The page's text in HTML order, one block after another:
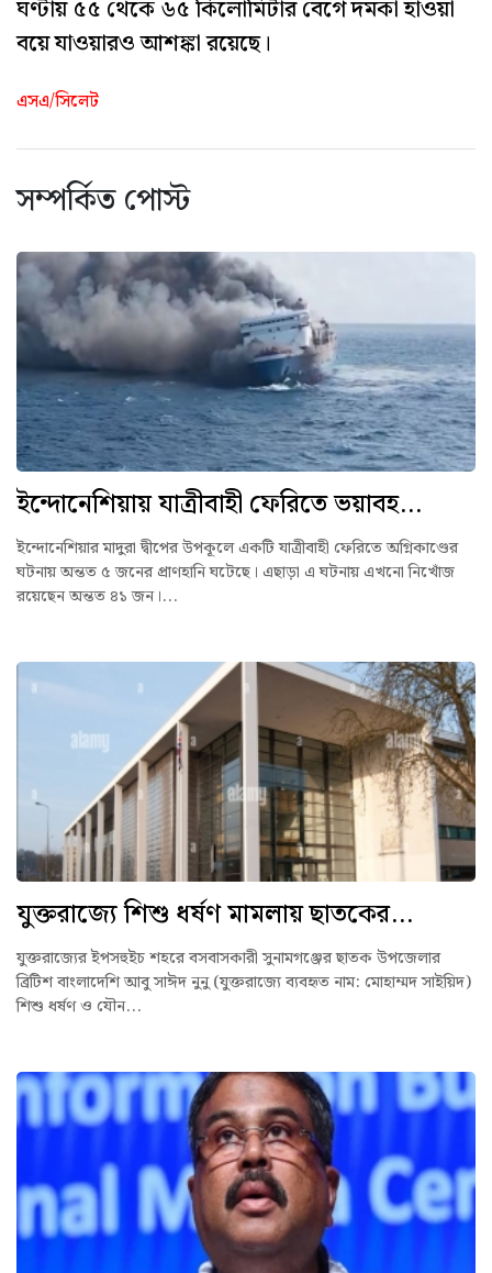
ঘণ্টায় ৫৫ থেকে ৬৫ কিলোমিটার বেগে দমকা হাওয়া
বয়ে যাওয়ারও আশঙ্কা রয়েছে।
এসএ/সিলেট
সম্পর্কিত পোস্ট
ইন্দোনেশিয়ায় যাত্রীবাহী ফেরিতে ভয়াবহ...
ইন্দোনেশিয়ার মাদুরা দ্বীপের উপকূলে একটি যাত্রীবাহী ফেরিতে অগ্নিকাণ্ডের
ঘটনায় অন্তত ৫ জনের প্রাণহানি ঘটেছে। এছাড়া এ ঘটনায় এখনো নিখোঁজ
রয়েছেন অন্তত ৪১ জন।...
যুক্তরাজ্যে শিশু ধর্ষণ মামলায় ছাতকের...
যুক্তরাজ্যের ইপসহুইচ শহরে বসবাসকারী সুনামগঞ্জের ছাতক উপজেলার
ব্রিটিশ বাংলাদেশি আবু সাঈদ নুনু (যুক্তরাজ্যে ব্যবহৃত নাম: মোহাম্মদ সাইয়িদ)
শিশু ধর্ষণ ও যৌন...